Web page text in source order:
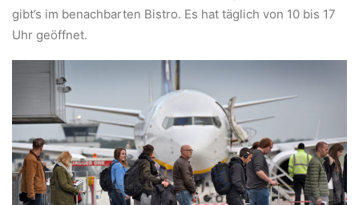
gibt’s im benachbarten Bistro. Es hat täglich von 10 bis 17
Uhr geöffnet.